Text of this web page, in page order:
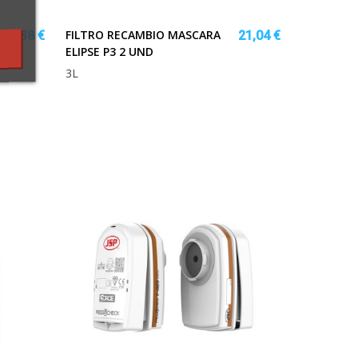
33,38 €
FILTRO RECAMBIO MASCARA
ELIPSE P3 2 UND
21,04 €
3L